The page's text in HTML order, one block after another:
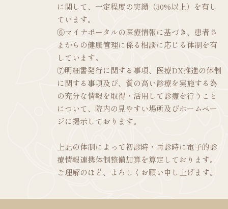
に関して、一定程度の実績（30%以上）を有し
ています。
⑥マイナポータルの医療情報に基づき、患者さ
まからの健康管理に係る相談に応じる体制を有
しています。
⑦明細書発行に関する事項、医療DX推進の体制
に関する事項及び、質の高い診療を実施する為
の充分な情報を取得・活用して診療を行うこと
について、院内の見やすい場所及びホームペー
ジに掲示しております。
上記の体制によって初診時・再診時に電子的診
療情報連携体制整備加算を算定しております。
ご理解のほど、よろしくお願い申し上げます。